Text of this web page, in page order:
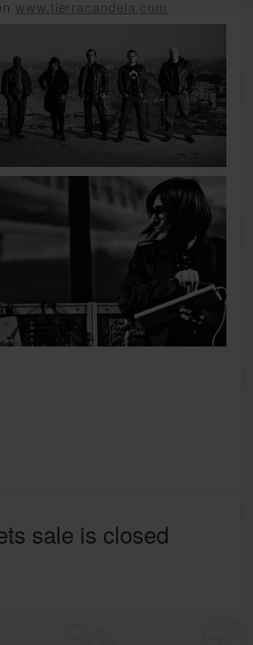
www.tierracandela.com
sale is closed